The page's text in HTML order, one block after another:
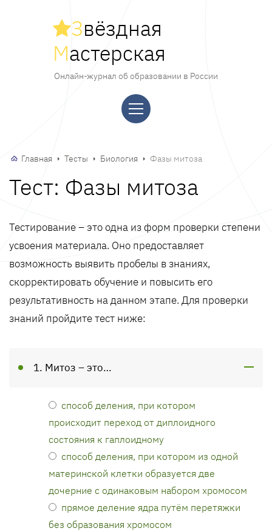
Звёздная
Мастерская
Онлайн-журнал об образовании в России
Главная Тесты Биология Фазы митоза
Тест: Фазы митоза
Тестирование – это одна из форм проверки степени
усвоения материала. Оно предоставляет
возможность выявить пробелы в знаниях,
скорректировать обучение и повысить его
результативность на данном этапе. Для проверки
знаний пройдите тест ниже:
1. Митоз – это…
способ деления, при котором
происходит переход от диплоидного
состояния к гаплоидному
способ деления, при котором из одной
материнской клетки образуется две
дочерние с одинаковым набором хромосом
прямое деление ядра путём перетяжки
без образования хромосом